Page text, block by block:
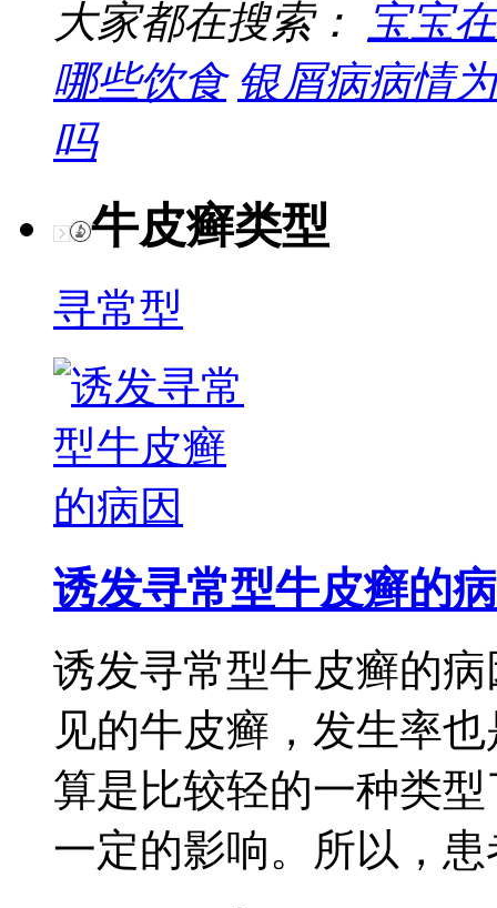
大家都在搜索：
宝宝
哪些饮食 银屑病病情
吗
牛皮癣类型
寻常型
诱发寻常型牛皮癣的病
诱发寻常型牛皮癣的
见的牛皮癣，发生率
算是比较轻的一种类
一定的影响。所以，